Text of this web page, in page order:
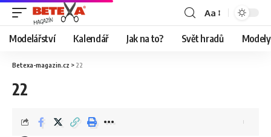
Aa
Modelářství Kalendář Jak na to? Svět hradů
Betexa-magazin.cz > 22
22